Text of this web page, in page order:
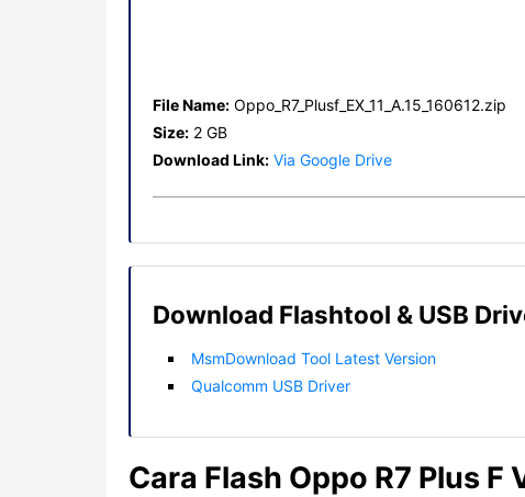
File Name: Oppo_R7_Plusf_EX_11_A.15_160612.zip
Size: 2 GB
Download Link: Via Google Drive
Download Flashtool & USB
MsmDownload Tool Latest Version
Qualcomm USB Driver
Cara Flash Oppo R7 Plus